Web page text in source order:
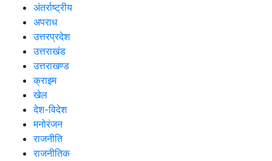
अंतर्राष्ट्रीय
अपराध
उत्तरप्रदेश
उत्तराखंड
उत्तराखण्ड
क्राइम
खेल
देश-विदेश
मनोरंजन
राजनीति
राजनीतिक